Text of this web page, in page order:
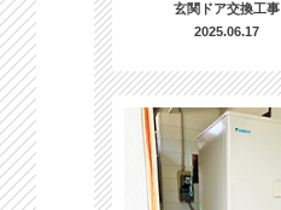
玄関ドア交換工事
2025.06.17